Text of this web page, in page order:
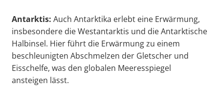
Antarktis: Auch Antarktika erlebt eine Erwärmung,
insbesondere die Westantarktis und die Antarktische
Halbinsel. Hier führt die Erwärmung zu einem
beschleunigten Abschmelzen der Gletscher und
Eisschelfe, was den globalen Meeresspiegel
ansteigen lässt.